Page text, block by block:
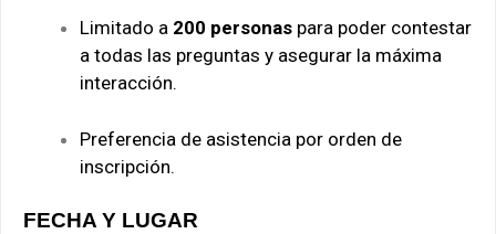
Limitado a 200 personas para poder contestar
a todas las preguntas y asegurar la máxima
interacción.
Preferencia de asistencia por orden de
inscripción.
FECHA Y LUGAR